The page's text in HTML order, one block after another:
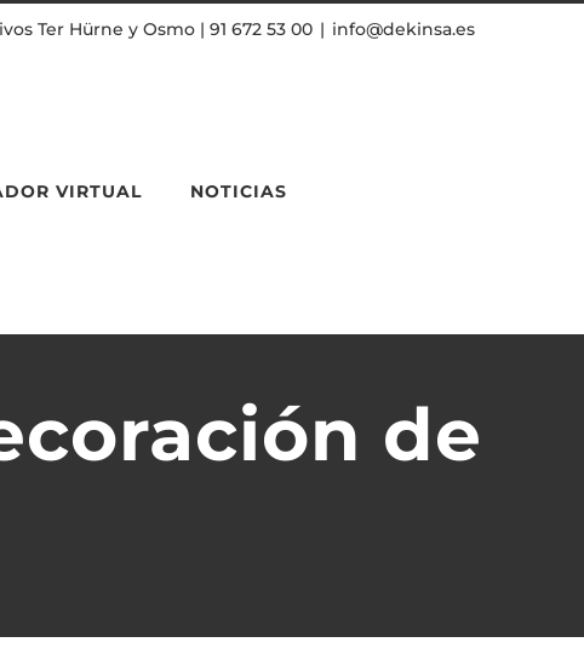
Ter Hürne y Osmo | 91 672 53 00 | info@dekinsa.es
VIRTUAL NOTICIAS
de